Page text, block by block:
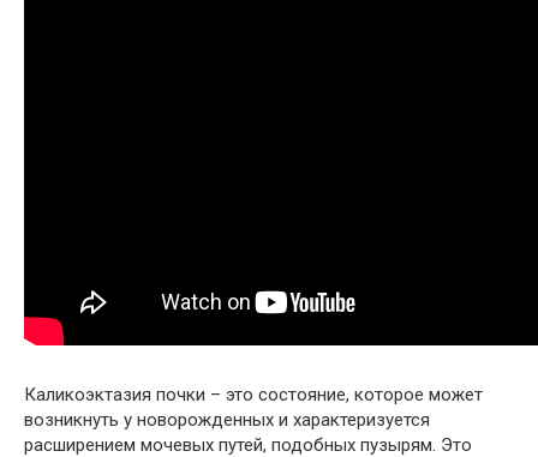
Каликоэктазия почки – это состояние, которое может
возникнуть у новорожденных и характеризуется
расширением мочевых путей, подобных пузырям. Это